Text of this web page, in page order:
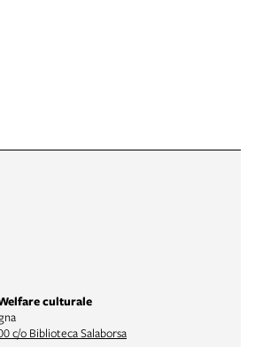
culturale
c/o Biblioteca Salaborsa